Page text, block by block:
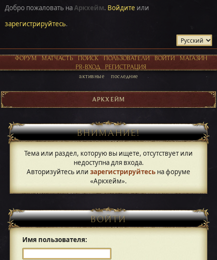
Добро пожаловать наАркхейм. Войдите или
зарегистрируйтесь.
ФОРУМ МАТЧАСТЬ ПОИСК ПОЛЬЗОВАТЕЛИ ВОЙТИ
МАГАЗИН
PR-ВХОД
РЕГИСТРАЦИЯ
активные последние
АРКХЕЙМ
ВНИМАНИЕ!
Тема или раздел, которую вы ищете, отсутствует или
недоступна для входа.
Авторизуйтесь или зарегистрируйтесь на форуме
«Аркхейм».
ВОЙТИ
Имя пользователя: